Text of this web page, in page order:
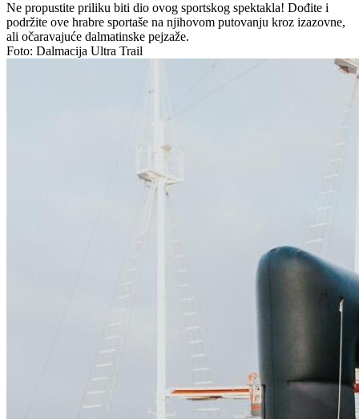
Ne propustite priliku biti dio ovog sportskog spektakla! Dođite i
podržite ove hrabre sportaše na njihovom putovanju kroz izazovne,
ali očaravajuće dalmatinske pejzaže.
Foto: Dalmacija Ultra Trail